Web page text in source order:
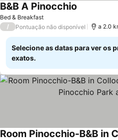
Bed & Breakfast
B&B A Pinocchio
/ Pontuação não disponível a 2.0
Selecione as datas para ver os
exatos.